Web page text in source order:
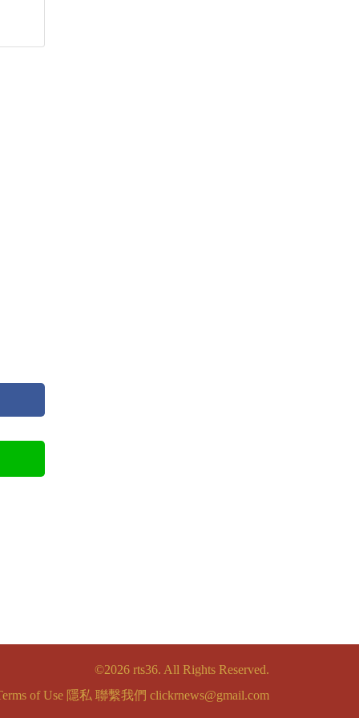
©2026 rts36. All Rights Reserved.
of Use 隱私 聯繫我們 clickrnews@gmail.com